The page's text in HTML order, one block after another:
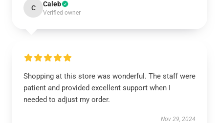
C Caleb
Verified owner
Shopping at this store was wonderful. The staff were
patient and provided excellent support when I
needed to adjust my order.
Nov 29, 2024